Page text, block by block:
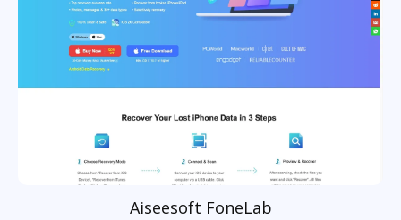
Aiseesoft FoneLab